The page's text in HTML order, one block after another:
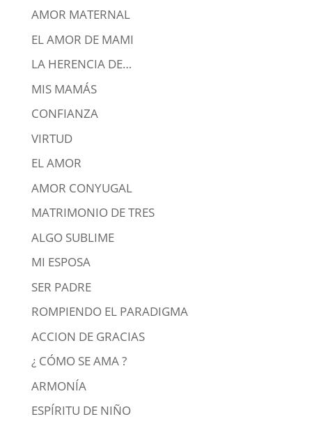
AMOR MATERNAL
EL AMOR DE MAMI
LA HERENCIA DE…
MIS MAMÁS
CONFIANZA
VIRTUD
EL AMOR
AMOR CONYUGAL
MATRIMONIO DE TRES
ALGO SUBLIME
MI ESPOSA
SER PADRE
ROMPIENDO EL PARADIGMA
ACCION DE GRACIAS
¿ CÓMO SE AMA ?
ARMONÍA
ESPÍRITU DE NIÑO